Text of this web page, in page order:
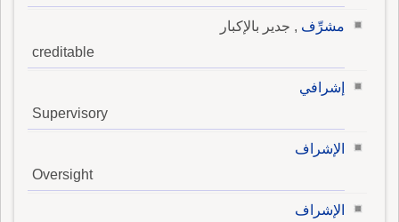
مشرِّف , جدير بالإكبار
creditable
إشرافي
Supervisory
الإشراف
Oversight
الإشراف